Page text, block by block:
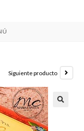
Siguiente producto